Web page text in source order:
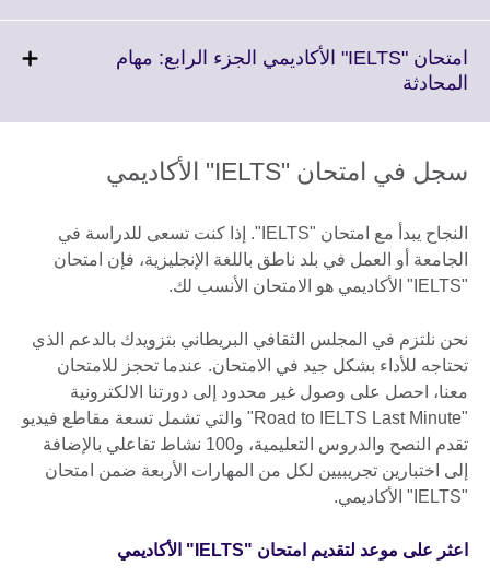
More
information
امتحان "IELTS" الأكاديمي الجزء الرابع: مهام
المحادثة
More
information
سجل في امتحان "IELTS" الأكاديمي
النجاح يبدأ مع امتحان "IELTS". إذا كنت تسعى للدراسة في
الجامعة أو العمل في بلد ناطق باللغة الإنجليزية، فإن امتحان
"IELTS" الأكاديمي هو الامتحان الأنسب لك.
نحن نلتزم في المجلس الثقافي البريطاني بتزويدك بالدعم الذي
تحتاجه للأداء بشكل جيد في الامتحان. عندما تحجز للامتحان
معنا، احصل على وصول غير محدود إلى دورتنا الالكترونية
"Road to IELTS Last Minute" والتي تشمل تسعة مقاطع فيديو
تقدم النصح والدروس التعليمية، و100 نشاط تفاعلي بالإضافة
إلى اختبارين تجريبيين لكل من المهارات الأربعة ضمن امتحان
"IELTS" الأكاديمي.
اعثر على موعد لتقديم امتحان "IELTS" الأكاديمي